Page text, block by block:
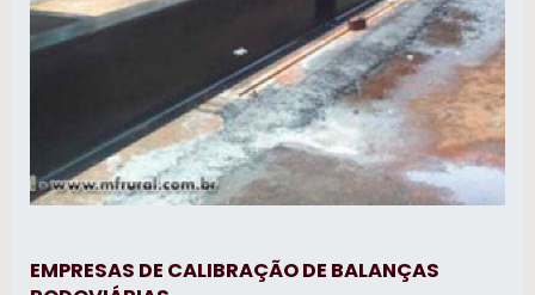
EMPRESAS DE CALIBRAÇÃO DE BALANÇAS